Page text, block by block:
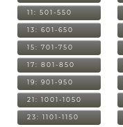
11: 501-550
13: 601-650
15: 701-750
17: 801-850
19: 901-950
21: 1001-1050
23: 1101-1150